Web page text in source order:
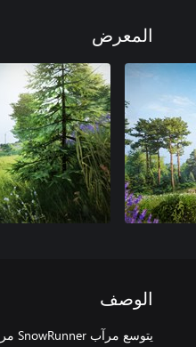
المعرض
الوصف